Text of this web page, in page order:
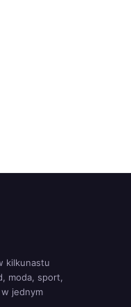
kilkunastu
moda, sport,
jednym